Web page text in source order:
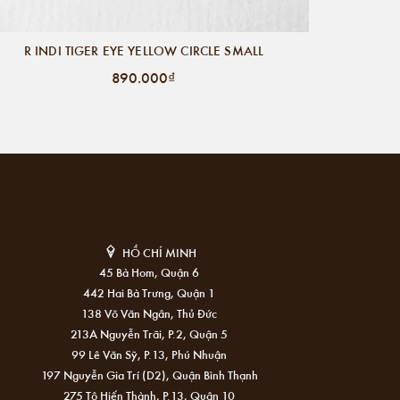
R INDI TIGER EYE YELLOW CIRCLE SMALL
890.000₫
HỒ CHÍ MINH
45 Bà Hom, Quận 6
442 Hai Bà Trưng, Quận 1
138 Võ Văn Ngân, Thủ Đức
213A Nguyễn Trãi, P.2, Quận 5
99 Lê Văn Sỹ, P.13, Phú Nhuận
197 Nguyễn Gia Trí (D2), Quận Bình Thạnh
275 Tô Hiến Thành, P.13, Quận 10